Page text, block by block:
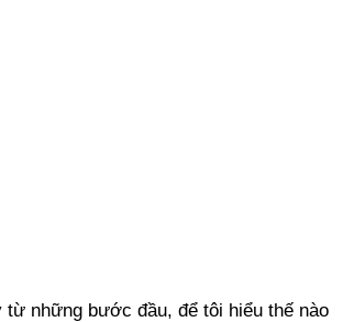
những bước đầu, để tôi hiểu thế nào